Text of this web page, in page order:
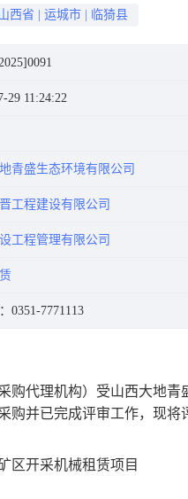
西省 运城市 临猗县
29 11:24:22
青盛生态环境有限公司
工程建设有限公司
工程管理有限公司
0351-7771113
购代理机构）受山西大地
购并已完成评审工作，现将
区开采机械租赁项目